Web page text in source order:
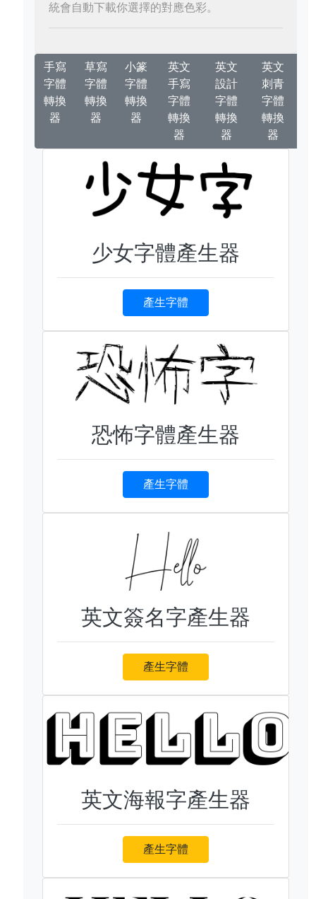
統會自動下載你選擇的對應色彩。
手寫
字體
轉換
器
草寫
字體
轉換
器
小篆
字體
轉換
器
英文
手寫
字體
轉換
器
英文
設計
字體
轉換
器
英文
刺青
字體
轉換
器
少女字體產生器
產生字體
恐怖字體產生器
產生字體
英文簽名字產生器
產生字體
英文海報字產生器
產生字體